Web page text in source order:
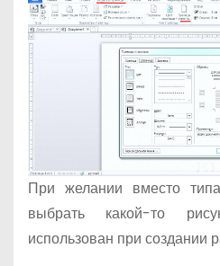
При желании вместо
выбрать какой-то
использован при создании